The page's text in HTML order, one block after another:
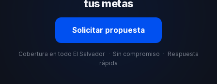
tus metas
Solicitar propuesta
Cobertura en todo El Salvador · Sin compromiso · Respuesta
rápida